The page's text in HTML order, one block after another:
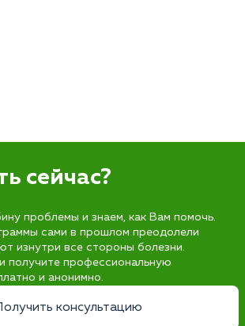
сейчас?
проблемы и знаем, как Вам помочь.
сами в прошлом преодолели
изнутри все стороны болезни.
получите профессиональную
и анонимно.
консультацию